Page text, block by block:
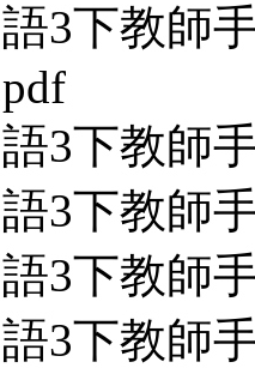
3下教師
3下教師
3下教師
3下教師
3下教師